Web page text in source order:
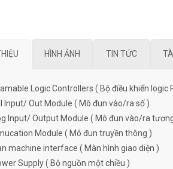
HÌNH ẢNH TIN TỨC
Logic Controllers ( Bộ điều khiển logic
Input/ Out Module ( Mô đun vào/ra số )
Input/ Output Module ( Mô đun vào/ra
Module ( Mô đun truyền thông )
machine interface ( Màn hình giao diện )
Supply ( Bộ nguồn một chiều )